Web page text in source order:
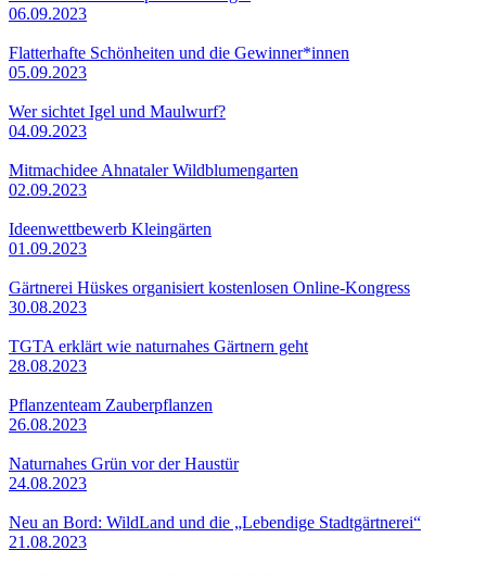
06.09.2023
Flatterhafte Schönheiten und die Gewinner*innen
05.09.2023
Wer sichtet Igel und Maulwurf?
04.09.2023
Mitmachidee Ahnataler Wildblumengarten
02.09.2023
Ideenwettbewerb Kleingärten
01.09.2023
Gärtnerei Hüskes organisiert kostenlosen Online-Kongress
30.08.2023
TGTA erklärt wie naturnahes Gärtnern geht
28.08.2023
Pflanzenteam Zauberpflanzen
26.08.2023
Naturnahes Grün vor der Haustür
24.08.2023
Neu an Bord: WildLand und die „Lebendige Stadtgärtnerei“
21.08.2023